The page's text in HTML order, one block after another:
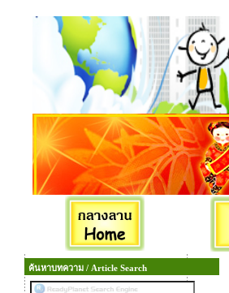
ค้นหาบทความ / Article Search